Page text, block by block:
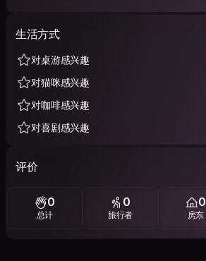
生活方式
对桌游感兴趣
对猫咪感兴趣
对咖啡感兴趣
对喜剧感兴趣
评价
0
总计
0
旅行者
0
房东